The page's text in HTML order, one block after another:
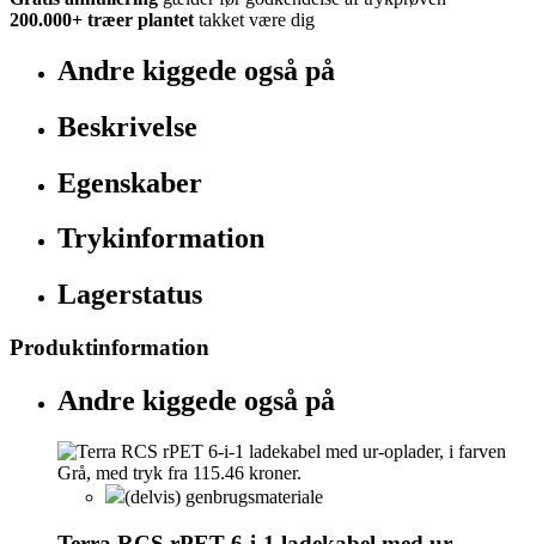
200.000+ træer plantet takket være dig
Andre kiggede også på
Beskrivelse
Egenskaber
Trykinformation
Lagerstatus
Produktinformation
Andre kiggede også på
(delvis) genbrugsmateriale